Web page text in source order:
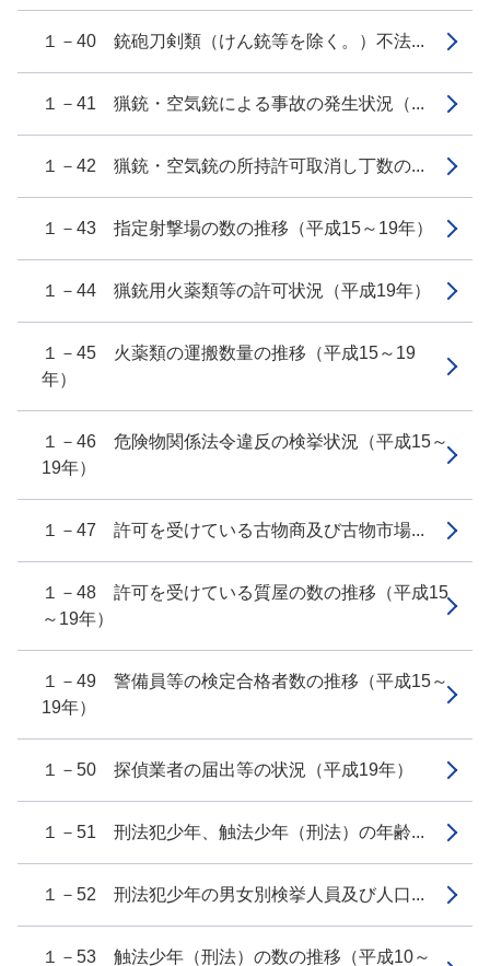
１－40 銃砲刀剣類（けん銃等を除く。）不法...
１－41 猟銃・空気銃による事故の発生状況（...
１－42 猟銃・空気銃の所持許可取消し丁数の...
１－43 指定射撃場の数の推移（平成15～19年）
１－44 猟銃用火薬類等の許可状況（平成19年）
１－45 火薬類の運搬数量の推移（平成15～19
年）
１－46 危険物関係法令違反の検挙状況（平成15～
19年）
１－47 許可を受けている古物商及び古物市場...
１－48 許可を受けている質屋の数の推移（平成15
～19年）
１－49 警備員等の検定合格者数の推移（平成15～
19年）
１－50 探偵業者の届出等の状況（平成19年）
１－51 刑法犯少年、触法少年（刑法）の年齢...
１－52 刑法犯少年の男女別検挙人員及び人口...
１－53 触法少年（刑法）の数の推移（平成10～